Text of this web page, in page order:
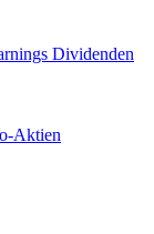
Dividenden
Aktien